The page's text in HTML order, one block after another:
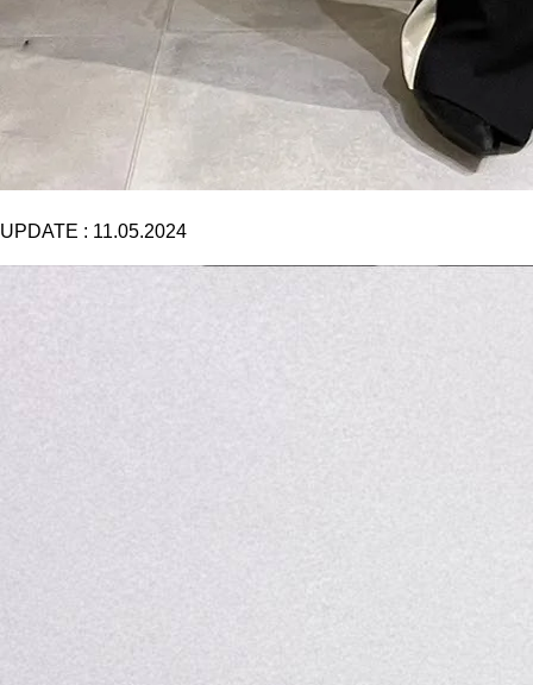
UPDATE : 11.05.2024